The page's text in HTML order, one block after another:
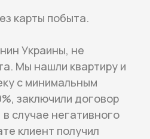
карты побыта.
Украины, не
Мы нашли квартиру и
с минимальным
заключили договор
случае негативного
клиент получил